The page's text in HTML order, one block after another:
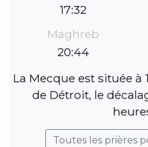
17:32
Maghreb
20:44
La Mecque est située à
de Détroit, le
Toutes les prières